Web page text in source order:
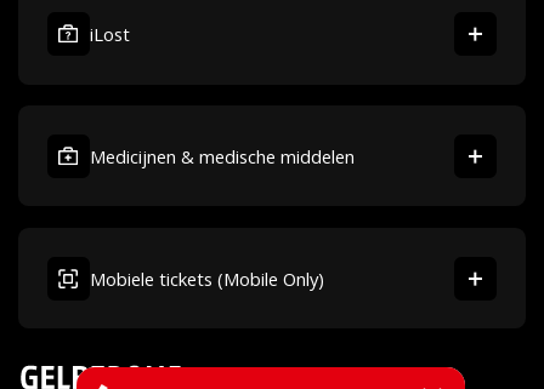
iLost
Medicijnen & medische middelen
Mobiele tickets (Mobile Only)